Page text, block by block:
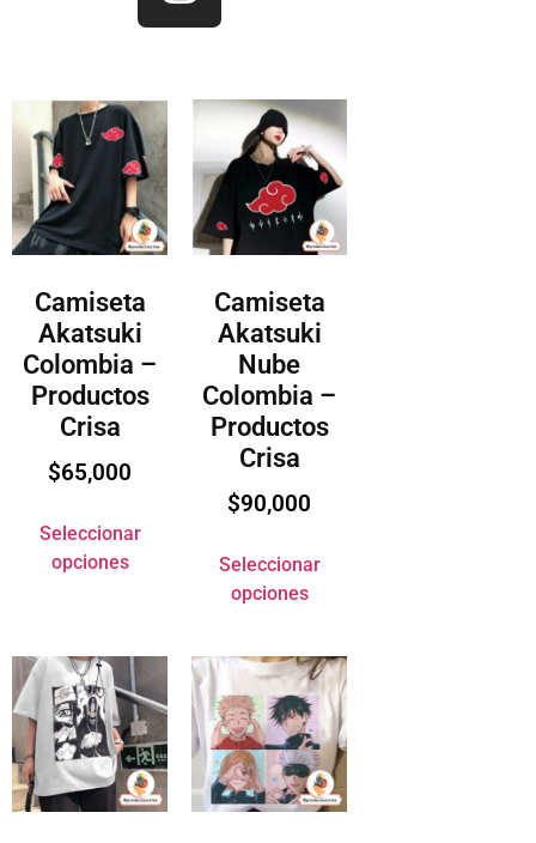
Camiseta
Akatsuki
Colombia –
Productos
Crisa
$65,000
Seleccionar
opciones
Camiseta
Akatsuki
Nube
Colombia –
Productos
Crisa
$90,000
Seleccionar
opciones